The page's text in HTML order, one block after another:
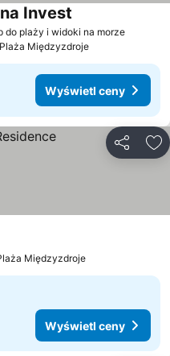
do plaży i widoki na morze
Invest
Międzyzdroje
Wyświetl ceny
Międzyzdroje
Wyświetl ceny